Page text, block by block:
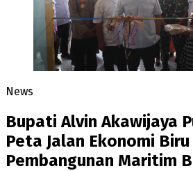
News
Bupati Alvin Akawijaya
Peta Jalan Ekonomi Biru
Pembangunan Maritim